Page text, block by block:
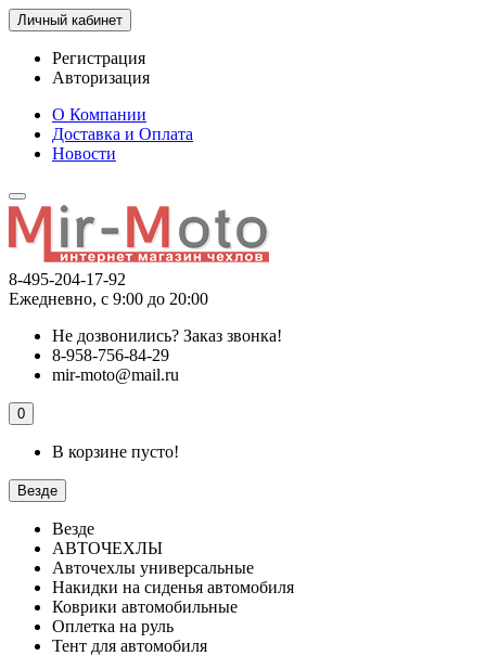
Личный кабинет
Регистрация
Авторизация
О Компании
Доставка и Оплата
Новости
8-495-204-17-92
Ежедневно, с 9:00 до 20:00
Не дозвонились? Заказ звонка!
8-958-756-84-29
mir-moto@mail.ru
0
В корзине пусто!
Везде
Везде
АВТОЧЕХЛЫ
Авточехлы универсальные
Накидки на сиденья автомобиля
Коврики автомобильные
Оплетка на руль
Тент для автомобиля